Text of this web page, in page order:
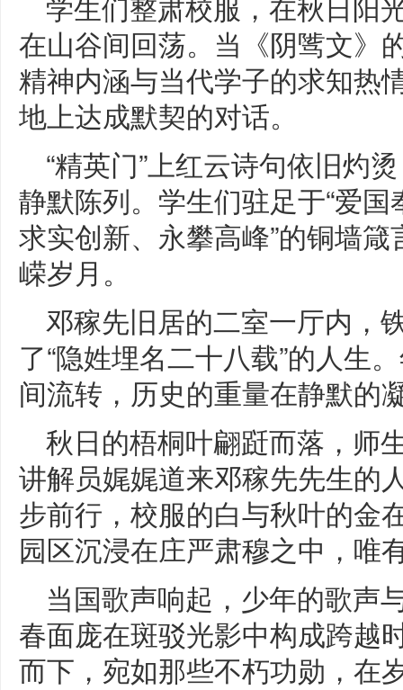
在山谷间回荡。当《阴骘文》
精神内涵与当代学子的求知热
地上达成默契的对话。
“精英门”上红云诗句依旧灼
静默陈列。学生们驻足于“爱
求实创新、永攀高峰”的铜墙
嵘岁月。
邓稼先旧居的二室一厅内，
了“隐姓埋名二十八载”的人生
间流转，历史的重量在静默的
秋日的梧桐叶翩跹而落，师
讲解员娓娓道来邓稼先先生的
步前行，校服的白与秋叶的金
园区沉浸在庄严肃穆之中，唯
当国歌声响起，少年的歌声
春面庞在斑驳光影中构成跨越
而下，宛如那些不朽功勋，在